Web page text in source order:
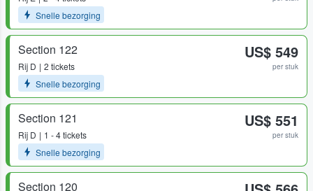
Snelle bezorging
Section 122
Rij D
2 tickets
Snelle bezorging
US$ 549
per stuk
Section 121
Rij D
1 - 4 tickets
Snelle bezorging
US$ 551
per stuk
Section 120